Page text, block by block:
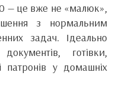
— це вже не «малюк»,
з нормальним
задач. Ідеально
готівки,
патронів у домашніх